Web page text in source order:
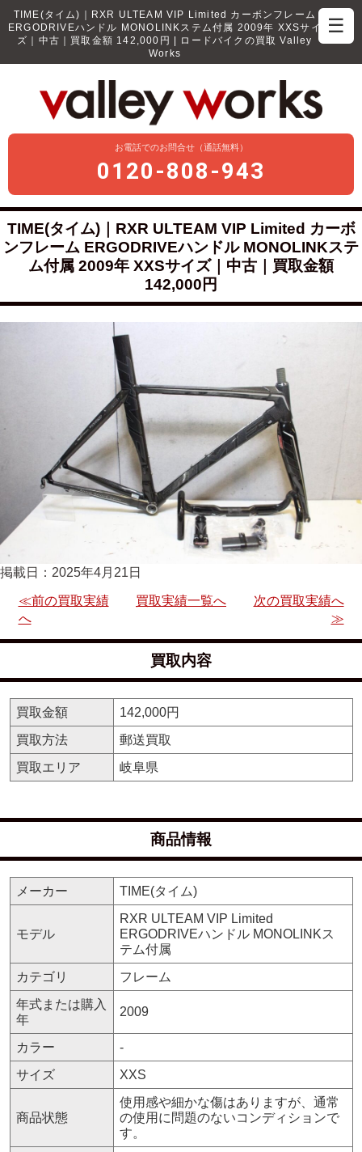
☰
TIME(タイム)｜RXR ULTEAM VIP Limited カーボンフレーム
ERGODRIVEハンドル MONOLINKステム付属 2009年 XXSサイ
ズ｜中古｜買取金額 142,000円 | ロードバイクの買取 Valley
Works
お電話でのお問合せ（通話無料）
0120-808-943
TIME(タイム)｜RXR ULTEAM VIP Limited カーボ
ンフレーム ERGODRIVEハンドル MONOLINKステ
ム付属 2009年 XXSサイズ｜中古｜買取金額
142,000円
掲載日：2025年4月21日
≪前の買取実績
へ
買取実績一覧へ
次の買取実績へ
≫
買取内容
買取金額
142,000円
買取方法
郵送買取
買取エリア
岐阜県
商品情報
メーカー TIME(タイム)
モデル
RXR ULTEAM VIP Limited
ERGODRIVEハンドル MONOLINKス
テム付属
カテゴリ
フレーム
年式または購入
年
2009
カラー
-
サイズ
XXS
商品状態
使用感や細かな傷はありますが、通常
の使用に問題のないコンディションで
す。